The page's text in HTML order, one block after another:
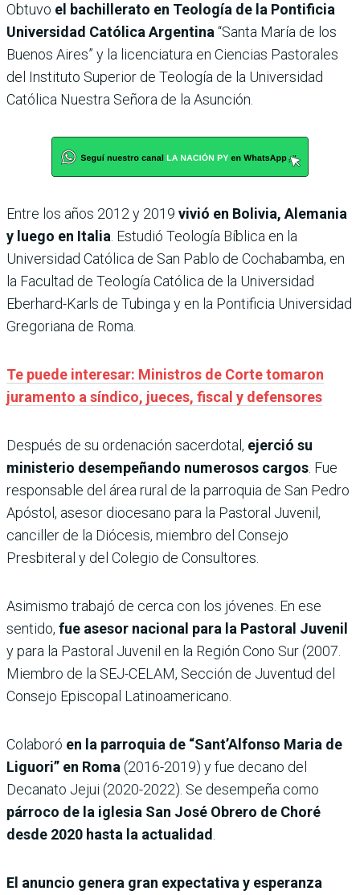
Obtuvo el bachillerato en Teología de la Pontificia
Universidad Católica Argentina“Santa María de los
Buenos Aires” y la licenciatura en Ciencias Pastorales
del Instituto Superior de Teología de la Universidad
Católica Nuestra Señora de la Asunción.
Entre los años 2012 y 2019 vivió en Bolivia, Alemania
y luego en Italia. Estudió Teología Bíblica en la
Universidad Católica de San Pablo de Cochabamba, en
la Facultad de Teología Católica de la Universidad
Eberhard-Karls de Tubinga y en la Pontificia Universidad
Gregoriana de Roma.
Te puede interesar: Ministros de Corte tomaron
juramento a síndico, jueces, fiscal y defensores
Después de su ordenación sacerdotal, ejerció su
ministerio desempeñando numerosos cargos. Fue
responsable del área rural de la parroquia de San Pedro
Apóstol, asesor diocesano para la Pastoral Juvenil,
canciller de la Diócesis, miembro del Consejo
Presbiteral y del Colegio de Consultores.
Asimismo trabajó de cerca con los jóvenes. En ese
sentido, fue asesor nacional para la Pastoral Juvenil
y para la Pastoral Juvenil en la Región Cono Sur (2007.
Miembro de la SEJ-CELAM, Sección de Juventud del
Consejo Episcopal Latinoamericano.
Colaboró en la parroquia de “Sant’Alfonso Maria de
Liguori” en Roma(2016-2019) y fue decano del
Decanato Jejui (2020-2022). Se desempeña como
párroco de la iglesia San José Obrero de Choré
desde 2020 hasta la actualidad.
El anuncio genera gran expectativa y esperanza